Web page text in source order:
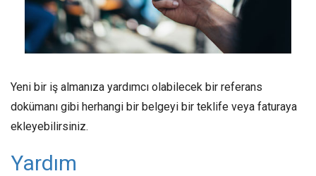
Yeni bir iş almanıza yardımcı olabilecek bir referans
dokümanı gibi herhangi bir belgeyi bir teklife veya faturaya
ekleyebilirsiniz.
Yardım